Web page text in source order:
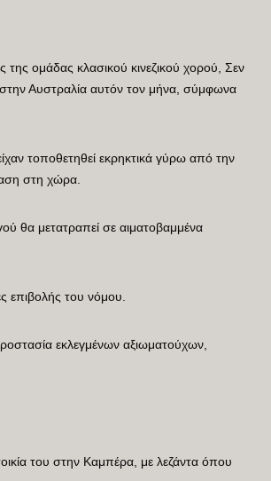
ομάδας κλασικού κινεζικού χορού, Σεν
στην Αυστραλία αυτόν τον μήνα, σύμφωνα
τοποθετηθεί εκρηκτικά γύρω από την
στη χώρα.
θα μετατραπεί σε αιματοβαμμένα
επιβολής του νόμου.
εκλεγμένων αξιωματούχων,
του στην Καμπέρα, με λεζάντα όπου